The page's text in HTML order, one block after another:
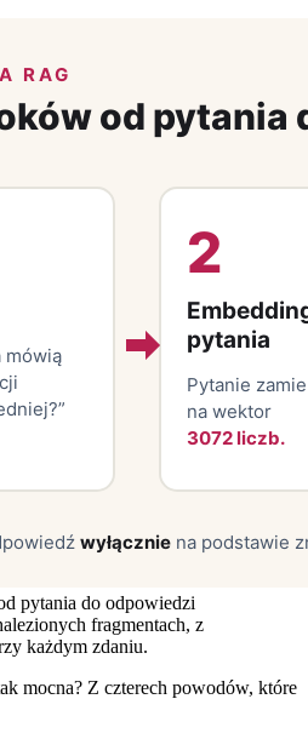
pytania do odpowiedzi
fragmentach, z
każdym zdaniu.
mocna? Z czterech powodów, które